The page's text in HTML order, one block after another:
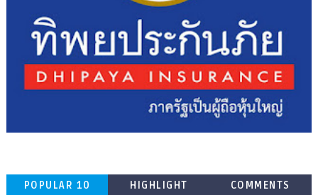
POPULAR 10 HIGHLIGHT COMMENTS